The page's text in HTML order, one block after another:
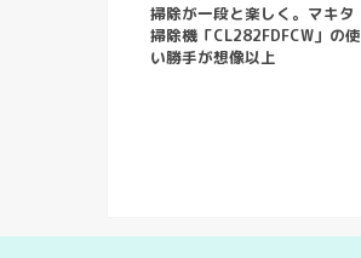
掃除が一段と楽しく。マキタ
掃除機「CL282FDFCW」の使
い勝手が想像以上